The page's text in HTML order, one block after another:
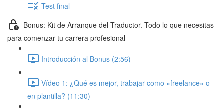
Test final
Bonus: Kit de Arranque del Traductor. Todo lo que necesitas
para comenzar tu carrera profesional
Introducción al Bonus (2:56)
Vídeo 1: ¿Qué es mejor, trabajar como «freelance» o
en plantilla? (11:30)